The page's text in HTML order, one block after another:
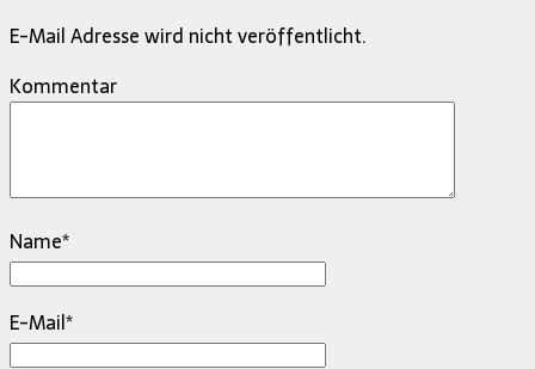
E-Mail Adresse wird nicht veröffentlicht.
Kommentar
Name*
E-Mail*